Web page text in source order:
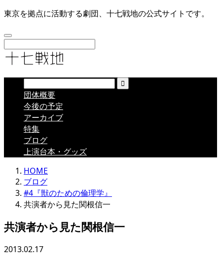
東京を拠点に活動する劇団、十七戦地の公式サイトです。
団体概要
今後の予定
アーカイブ
特集
ブログ
上演台本・グッズ
HOME
ブログ
#4『獣のための倫理学』
共演者から見た関根信一
共演者から見た関根信一
2013.02.17